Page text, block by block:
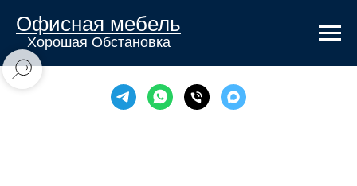
Офисная мебель
Хорошая Обстановка